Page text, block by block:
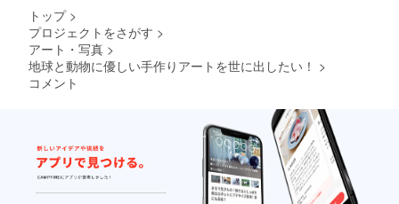
トップ >
プロジェクトをさがす >
アート・写真 >
地球と動物に優しい手作りアートを世に出したい！ >
コメント